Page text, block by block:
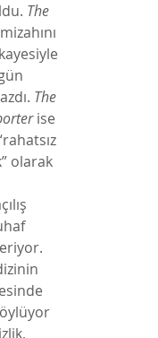
The
The
ise
olarak